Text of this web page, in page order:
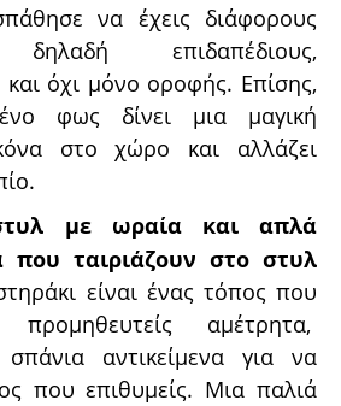
να έχεις διάφορους
δηλαδή επιδαπέδιους,
και όχι μόνο οροφής. Επίσης,
φως δίνει μια μαγική
στο χώρο και αλλάζει
με ωραία και απλά
που ταιριάζουν στο στυλ
είναι ένας τόπος που
αμέτρητα,
αντικείμενα για να
που επιθυμείς. Μια παλιά